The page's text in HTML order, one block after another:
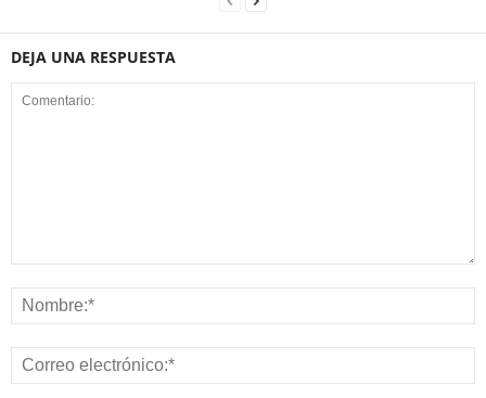
DEJA UNA RESPUESTA